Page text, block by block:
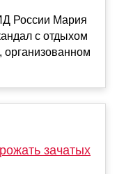
России Мария
с отдыхом
организованном
зачатых